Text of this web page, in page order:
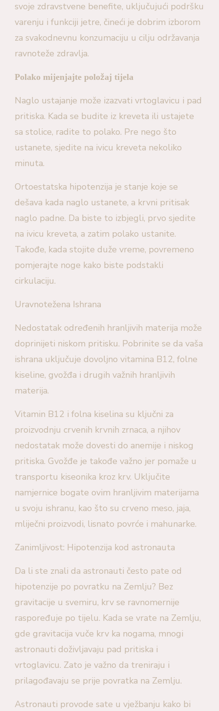
svoje zdravstvene benefite, uključujući podršku
varenju i funkciji jetre, čineći je dobrim izborom
za svakodnevnu konzumaciju u cilju održavanja
ravnoteže zdravlja.
Polako mijenjajte položaj tijela
Naglo ustajanje može izazvati vrtoglavicu i pad
pritiska. Kada se budite iz kreveta ili ustajete
sa stolice, radite to polako. Pre nego što
ustanete, sjedite na ivicu kreveta nekoliko
minuta.
Ortoestatska hipotenzija je stanje koje se
dešava kada naglo ustanete, a krvni pritisak
naglo padne. Da biste to izbjegli, prvo sjedite
na ivicu kreveta, a zatim polako ustanite.
Takođe, kada stojite duže vreme, povremeno
pomjerajte noge kako biste podstakli
cirkulaciju.
Uravnotežena Ishrana
Nedostatak određenih hranljivih materija može
doprinijeti niskom pritisku. Pobrinite se da vaša
ishrana uključuje dovoljno vitamina B12, folne
kiseline, gvožđa i drugih važnih hranljivih
materija.
Vitamin B12 i folna kiselina su ključni za
proizvodnju crvenih krvnih zrnaca, a njihov
nedostatak može dovesti do anemije i niskog
pritiska. Gvožđe je takođe važno jer pomaže u
transportu kiseonika kroz krv. Uključite
namjernice bogate ovim hranljivim materijama
u svoju ishranu, kao što su crveno meso, jaja,
mliječni proizvodi, lisnato povrće i mahunarke.
Zanimljivost: Hipotenzija kod astronauta
Da li ste znali da astronauti često pate od
hipotenzije po povratku na Zemlju? Bez
gravitacije u svemiru, krv se ravnomernije
raspoređuje po tijelu. Kada se vrate na Zemlju,
gde gravitacija vuče krv ka nogama, mnogi
astronauti doživljavaju pad pritiska i
vrtoglavicu. Zato je važno da treniraju i
prilagođavaju se prije povratka na Zemlju.
Astronauti provode sate u vježbanju kako bi